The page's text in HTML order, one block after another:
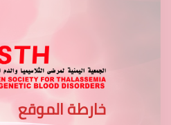
خارطة الموقع